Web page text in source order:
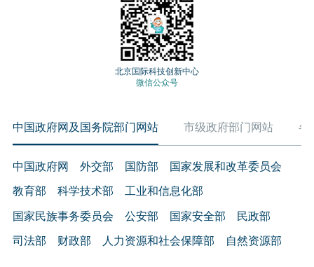
北京国际科技创新中心
微信公众号
中国政府网及国务院部门网站 市级政府部门网站 各
中国政府网 外交部 国防部 国家发展和改革委员会
教育部 科学技术部 工业和信息化部
国家民族事务委员会 公安部 国家安全部 民政部
司法部 财政部 人力资源和社会保障部 自然资源部